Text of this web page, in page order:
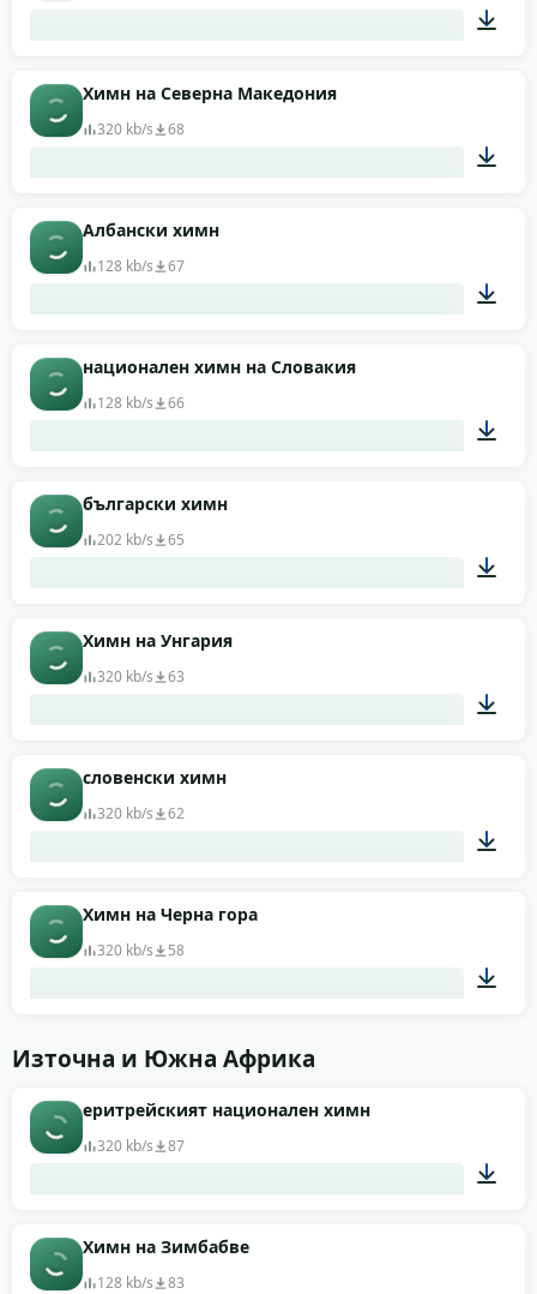
Химн на Северна Македония
320 kb/s 68
Албански химн
128 kb/s 67
национален химн на Словакия
128 kb/s 66
български химн
202 kb/s 65
Химн на Унгария
320 kb/s 63
словенски химн
320 kb/s 62
Химн на Черна гора
320 kb/s 58
Източна и Южна Африка
еритрейският национален химн
320 kb/s 87
Химн на Зимбабве
128 kb/s 83